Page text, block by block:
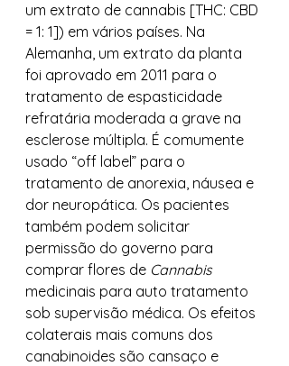
um extrato de cannabis [THC: CBD
= 1: 1]) em vários países. Na
Alemanha, um extrato da planta
foi aprovado em 2011 para o
tratamento de espasticidade
refratária moderada a grave na
esclerose múltipla. É comumente
usado “off label” para o
tratamento de anorexia, náusea e
dor neuropática. Os pacientes
também podem solicitar
permissão do governo para
comprar flores de Cannabis
medicinais para auto tratamento
sob supervisão médica. Os efeitos
colaterais mais comuns dos
canabinoides são cansaço e